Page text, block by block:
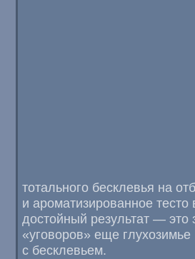
тотального бесклевья на
и ароматизированное
достойный результат —
«уговоров» еще
с бесклевьем.